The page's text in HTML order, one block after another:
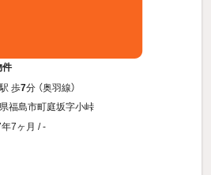
件
歩7分 （奥羽線）
福島市町庭坂字小峠
7ヶ月 / -